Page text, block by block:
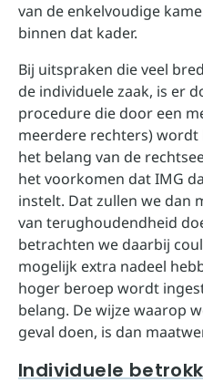
van de enkelvoudige
binnen dat kader.
Bij uitspraken die veel
de individuele zaak, is er
procedure die door een
meerdere rechters)
het belang van de
het voorkomen dat IMG
instelt. Dat zullen we dan
van terughoudendheid
betrachten we daarbij
mogelijk extra nadeel
hoger beroep wordt
belang. De wijze waarop
geval doen, is dan
Individuele